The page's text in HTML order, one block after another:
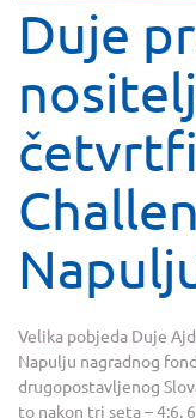
Duje
Velika pobjeda Duje
Napulju nagradnog
drugopostavljenog
to nakon tri seta – 4:6,